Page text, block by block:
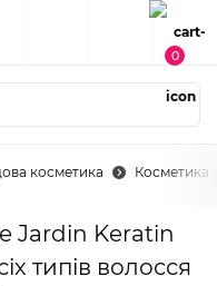
0
косметика Косметика
Jardin Keratin
типів волосся